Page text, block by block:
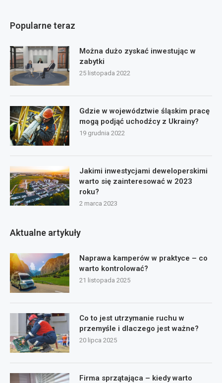
Popularne teraz
Można dużo zyskać inwestując w
zabytki
25 listopada 2022
Gdzie w województwie śląskim pracę
mogą podjąć uchodźcy z Ukrainy?
19 grudnia 2022
Jakimi inwestycjami deweloperskimi
warto się zainteresować w 2023
roku?
2 marca 2023
Aktualne artykuły
Naprawa kamperów w praktyce – co
warto kontrolować?
21 listopada 2025
Co to jest utrzymanie ruchu w
przemyśle i dlaczego jest ważne?
20 lipca 2025
Firma sprzątająca – kiedy warto